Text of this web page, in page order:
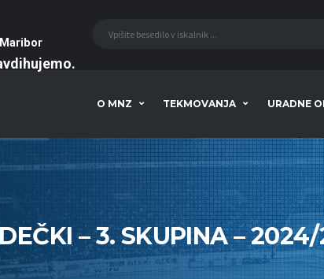
Maribor
O MNZ TEKMOVANJA URADNE
– 3. SKUPINA –